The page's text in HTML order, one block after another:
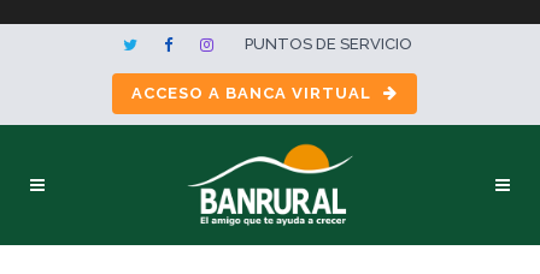
PUNTOS DE SERVICIO
ACCESO A BANCA VIRTUAL